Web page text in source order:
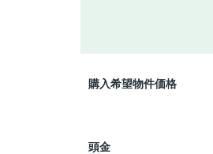
購入希望物件価格
頭金